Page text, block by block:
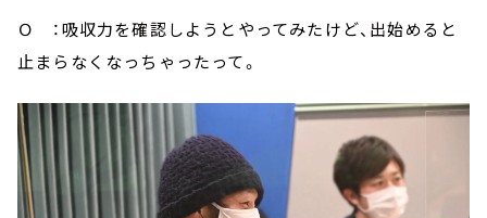
Ｏ ：吸収力を確認しようとやってみたけど、出始めると
止まらなくなっちゃったって。